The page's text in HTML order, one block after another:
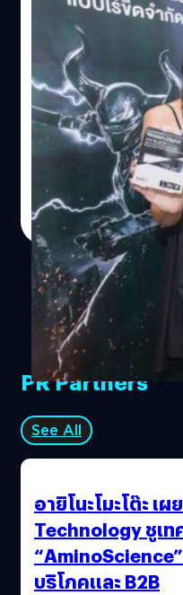
“Western
SSD” ไดร์ฟประ
จำหน่ายในไทยแล้ว
เวสเทิร์น ดิจิตอล คอร์ป
พร้อมจำหน่าย Western
ประสิทธิภาพสูงในประ
เพิ่มประสิทธิภาพการท
หน้า อีกทั้งยังช่วยลดก
กับระบบของเกมพีซี โดย
NVMe™ SSD มาพร้อมกั
คอนโทรลเลอร์แบบ SSD
ความเร็วดาต้าให้กับแอ
ได้เป็นอย่างดี นอกจากนี้
วิดีโอ เสียง และคอนเทน
ความละเอียดสูงได้อย่
ภาพที่มีการเปลี่ยนแปล
ความสมจริงและความรู้
ขึ้นเพื่อเรียกใช้แอปพลิเ
แบบ 4K หรือ Ultra HD แ
เทิร์น ดิจิตอล จึงทำกา
คอขวดของการเก็บข้อมู
จำนวนมหาศาลนี้ได้อย่าง
M.2 เป็นสถาปัตยกรรมแ
salinee tintumrong| 2990
Read More
PR Partners
See All
อายิโนะโมะโต๊ะ เ
Technology ชูเท
บริโภคและ B2B